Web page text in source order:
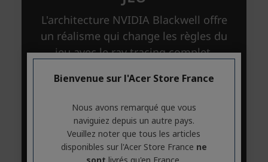
Bienvenue sur l'Acer Store France
Nous avons remarqué que vous
naviguiez depuis un autre pays.
Veuillez noter que tous les articles
disponibles sur l'Acer Store France ne